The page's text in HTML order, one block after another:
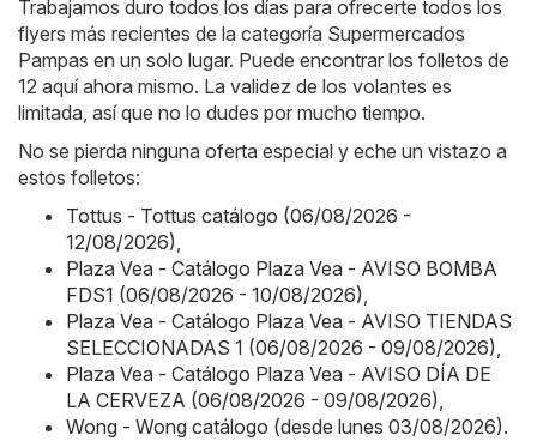
Trabajamos duro todos los días para ofrecerte todos los
flyers más recientes de la categoría Supermercados
Pampas en un solo lugar. Puede encontrar los folletos de
12 aquí ahora mismo. La validez de los volantes es
limitada, así que no lo dudes por mucho tiempo.
No se pierda ninguna oferta especial y eche un vistazo a
estos folletos:
Tottus - Tottus catálogo (06/08/2026 -
12/08/2026),
Plaza Vea - Catálogo Plaza Vea - AVISO BOMBA
FDS1 (06/08/2026 - 10/08/2026),
Plaza Vea - Catálogo Plaza Vea - AVISO TIENDAS
SELECCIONADAS 1 (06/08/2026 - 09/08/2026),
Plaza Vea - Catálogo Plaza Vea - AVISO DÍA DE
LA CERVEZA (06/08/2026 - 09/08/2026),
Wong - Wong catálogo (desde lunes 03/08/2026).